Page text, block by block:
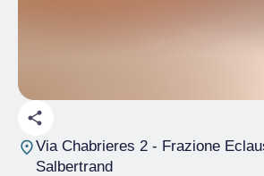
Via Chabrieres 2 - Frazione
Salbertrand